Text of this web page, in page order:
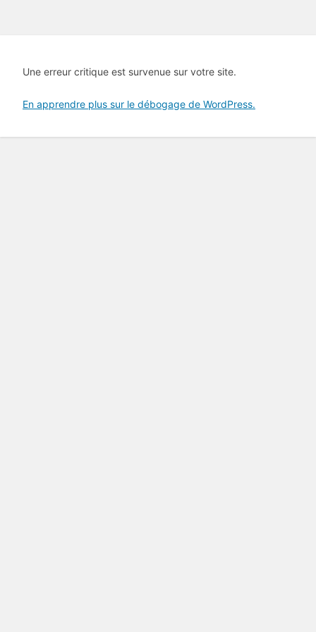
Une erreur critique est survenue sur votre site.
En apprendre plus sur le débogage de WordPress.